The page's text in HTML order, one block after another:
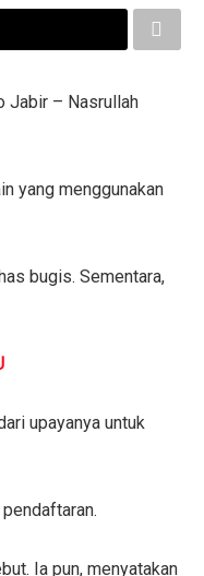
Jabir – Nasrullah
yang menggunakan
bugis. Sementara,
upayanya untuk
Ia pun, menyatakan